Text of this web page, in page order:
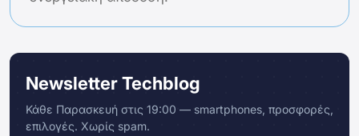
Newsletter Techblog
Κάθε Παρασκευή στις 19:00 — smartphones, προσφορές,
επιλογές. Χωρίς spam.